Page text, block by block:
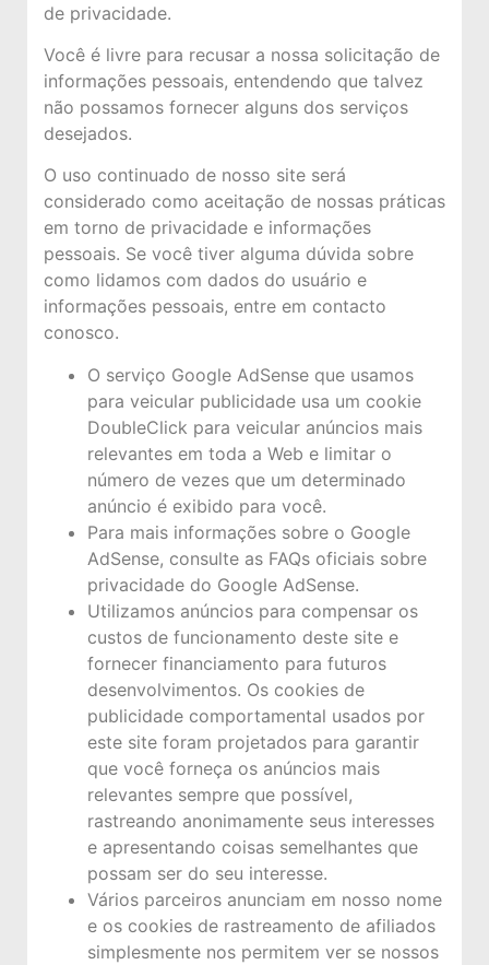
de privacidade.
Você é livre para recusar a nossa solicitação de
informações pessoais, entendendo que talvez
não possamos fornecer alguns dos serviços
desejados.
O uso continuado de nosso site será
considerado como aceitação de nossas práticas
em torno de privacidade e informações
pessoais. Se você tiver alguma dúvida sobre
como lidamos com dados do usuário e
informações pessoais, entre em contacto
conosco.
O serviço Google AdSense que usamos
para veicular publicidade usa um cookie
DoubleClick para veicular anúncios mais
relevantes em toda a Web e limitar o
número de vezes que um determinado
anúncio é exibido para você.
Para mais informações sobre o Google
AdSense, consulte as FAQs oficiais sobre
privacidade do Google AdSense.
Utilizamos anúncios para compensar os
custos de funcionamento deste site e
fornecer financiamento para futuros
desenvolvimentos. Os cookies de
publicidade comportamental usados ​​por
este site foram projetados para garantir
que você forneça os anúncios mais
relevantes sempre que possível,
rastreando anonimamente seus interesses
e apresentando coisas semelhantes que
possam ser do seu interesse.
Vários parceiros anunciam em nosso nome
e os cookies de rastreamento de afiliados
simplesmente nos permitem ver se nossos